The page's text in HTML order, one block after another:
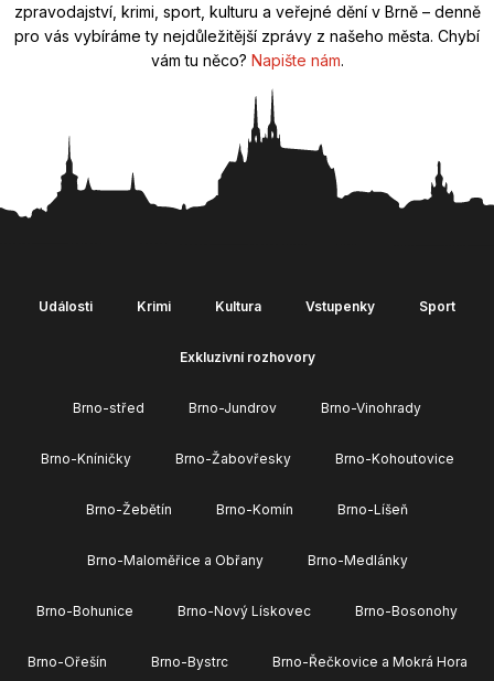
zpravodajství, krimi, sport, kulturu a veřejné dění v Brně – denně
pro vás vybíráme ty nejdůležitější zprávy z našeho města. Chybí
vám tu něco? Napište nám.
Události Krimi Kultura Vstupenky Sport
Exkluzivní rozhovory
Brno-střed Brno-Jundrov Brno-Vinohrady
Brno-Kníničky Brno-Žabovřesky Brno-Kohoutovice
Brno-Žebětín Brno-Komín Brno-Líšeň
Brno-Maloměřice a Obřany Brno-Medlánky
Brno-Bohunice Brno-Nový Lískovec Brno-Bosonohy
Brno-Ořešín Brno-Bystrc Brno-Řečkovice a Mokrá Hora